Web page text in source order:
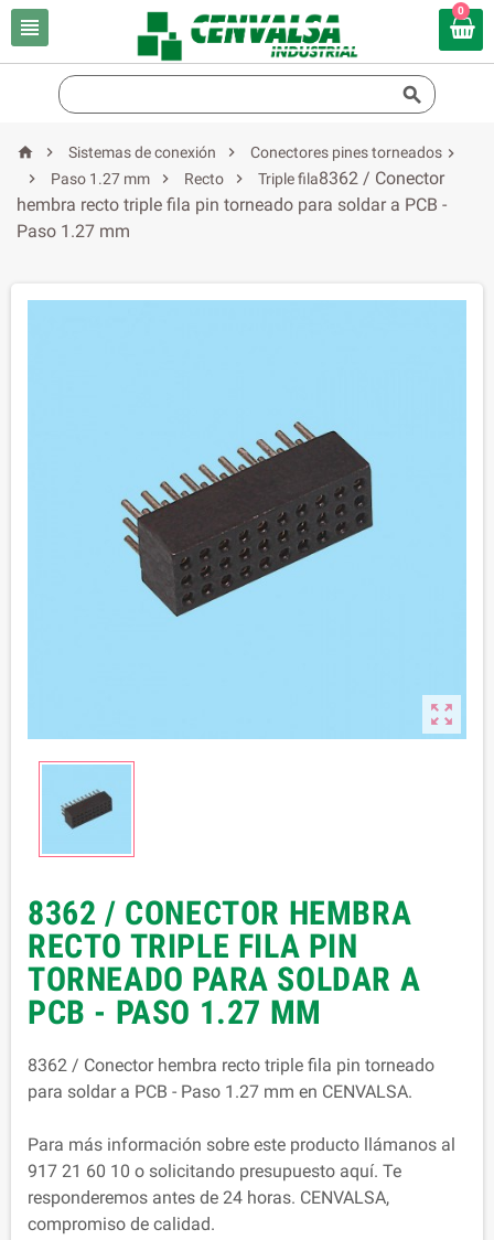

0

  Sistemas de conexión 
Conectores pines torneados

Paso 1.27 mm  Recto  Triple fila

8362 / Conector
hembra recto triple fila pin torneado para soldar a PCB -
Paso 1.27 mm

8362 / CONECTOR HEMBRA
RECTO TRIPLE FILA PIN
TORNEADO PARA SOLDAR A
PCB - PASO 1.27 MM
8362 / Conector hembra recto triple fila pin torneado
para soldar a PCB - Paso 1.27 mm en CENVALSA.
Para más información sobre este producto llámanos al
917 21 60 10 o solicitando presupuesto aquí. Te
responderemos antes de 24 horas. CENVALSA,
compromiso de calidad.